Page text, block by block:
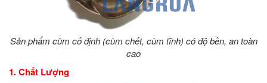
Sản phẩm cùm cố định (cùm chết, cùm tĩnh) có độ bền, an toàn
cao
1. Chất Lượng